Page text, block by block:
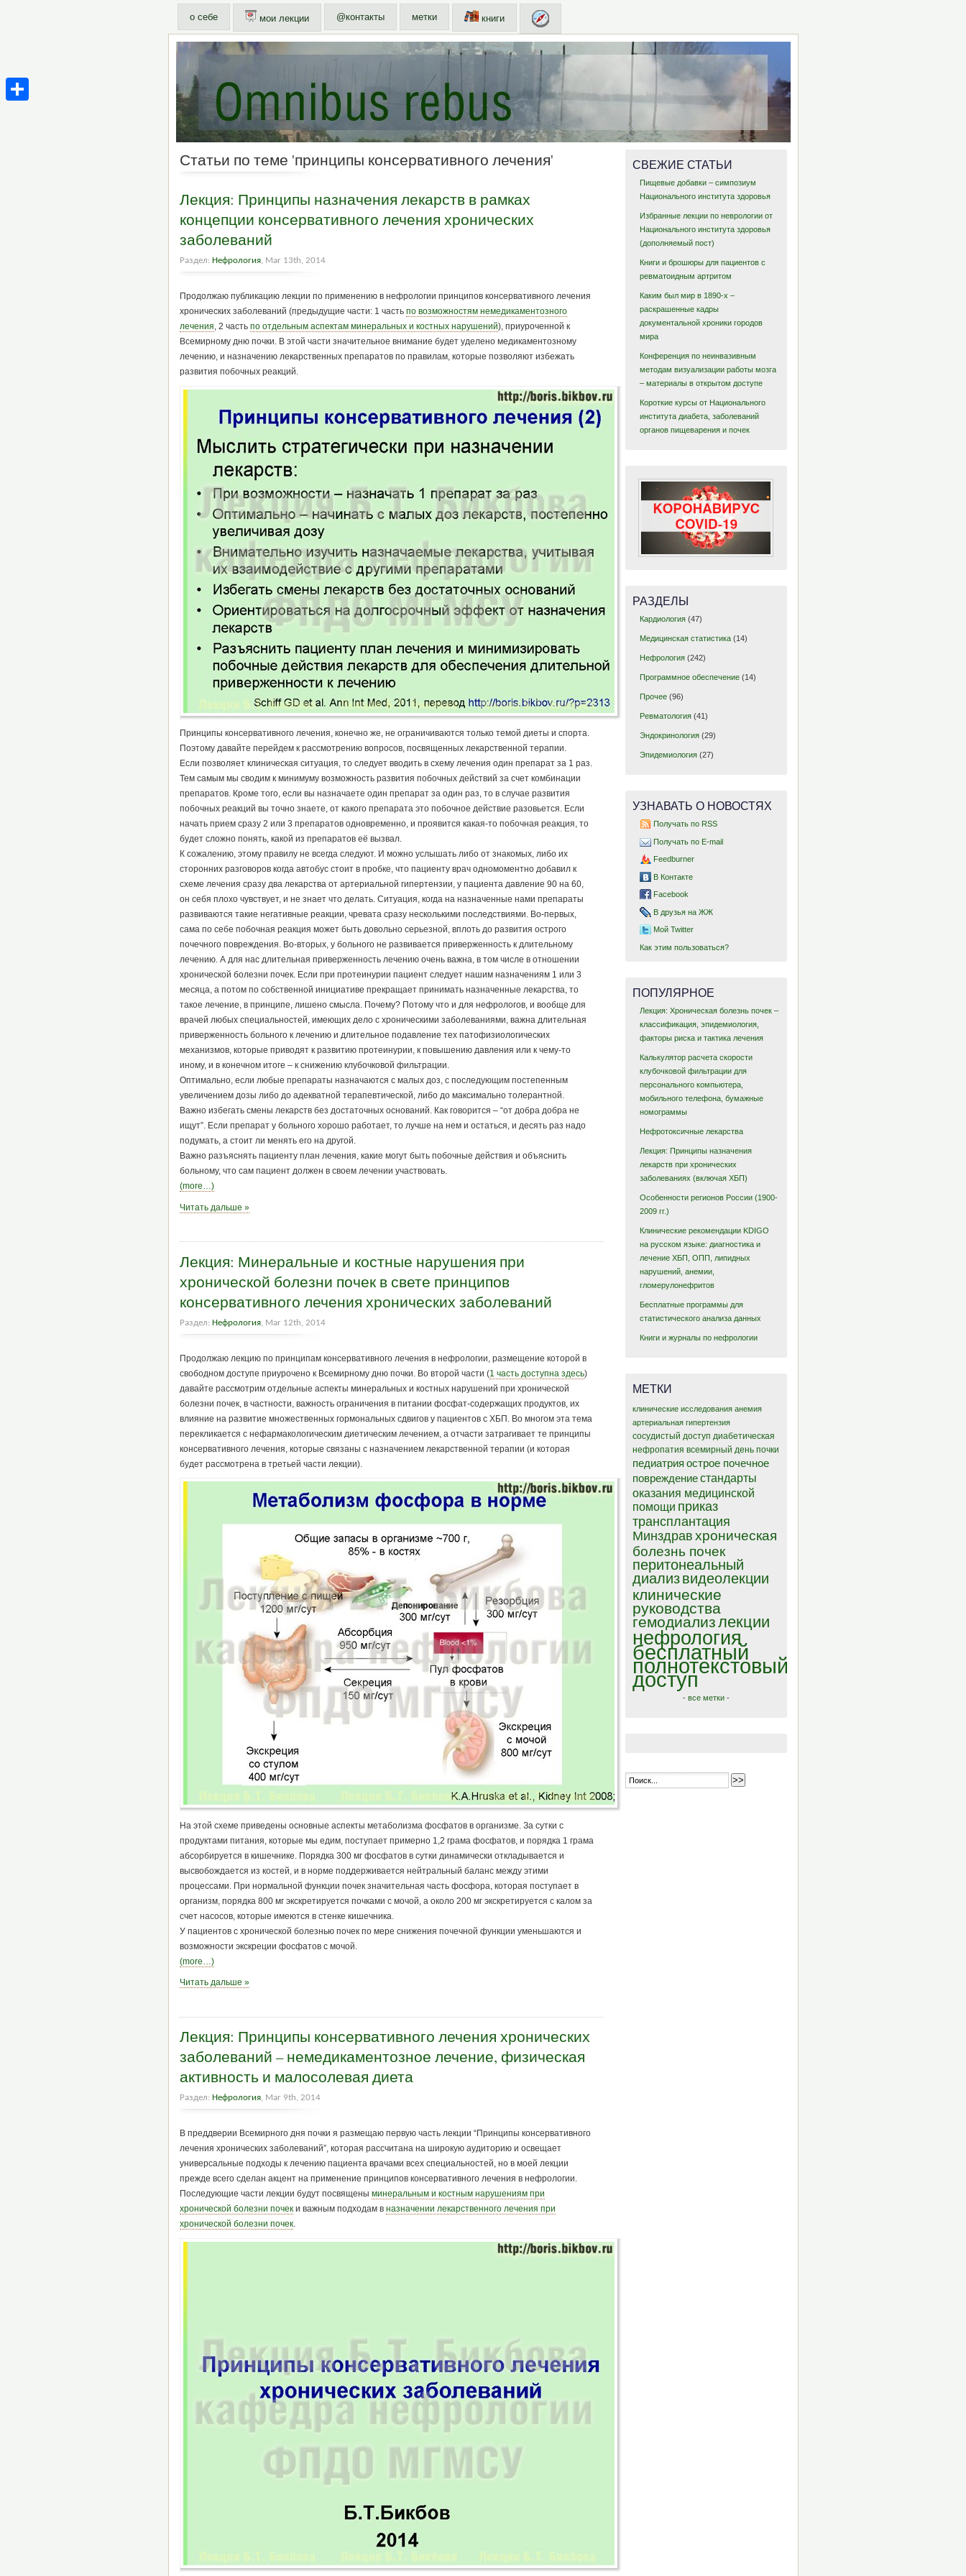
о себе мои лекции @контакты метки книги
Статьи по теме 'принципы консервативного лечения'
Лекция: Принципы назначения лекарств в рамках
концепции консервативного лечения хронических
заболеваний
Раздел: Нефрология, Mar 13th, 2014
Продолжаю публикацию лекции по применению в нефрологии принципов консервативного лечения
хронических заболеваний (предыдущие части: 1 часть по возможностям немедикаментозного
лечения, 2 часть по отдельным аспектам минеральных и костных нарушений), приуроченной к
Всемирному дню почки. В этой части значительное внимание будет уделено медикаментозному
лечению, и назначению лекарственных препаратов по правилам, которые позволяют избежать
развития побочных реакций.
Принципы консервативного лечения, конечно же, не ограничиваются только темой диеты и спорта.
Поэтому давайте перейдем к рассмотрению вопросов, посвященных лекарственной терапии.
Если позволяет клиническая ситуация, то следует вводить в схему лечения один препарат за 1 раз.
Тем самым мы сводим к минимуму возможность развития побочных действий за счет комбинации
препаратов. Кроме того, если вы назначаете один препарат за один раз, то в случае развития
побочных реакций вы точно знаете, от какого препарата это побочное действие разовьется. Если
начать прием сразу 2 или 3 препаратов одновременно, и проявится какая-то побочная реакция, то
будет сложно понять, какой из препаратов её вызвал.
К сожалению, этому правилу не всегда следуют. И можно услышать либо от знакомых, либо их
сторонних разговоров когда автобус стоит в пробке, что пациенту врач одномоментно добавил к
схеме лечения сразу два лекарства от артериальной гипертензии, у пациента давление 90 на 60,
он себя плохо чувствует, и не знает что делать. Ситуация, когда на назначенные нами препараты
развиваются такие негативные реакции, чревата сразу несколькими последствиями. Во-первых,
сама по себе побочная реакция может быть довольно серьезной, вплоть до развития острого
почечного повреждения. Во-вторых, у больного не развивается приверженность к длительному
лечению. А для нас длительная приверженность лечению очень важна, в том числе в отношении
хронической болезни почек. Если при протеинурии пациент следует нашим назначениям 1 или 3
месяца, а потом по собственной инициативе прекращает принимать назначенные лекарства, то
такое лечение, в принципе, лишено смысла. Почему? Потому что и для нефрологов, и вообще для
врачей любых специальностей, имеющих дело с хроническими заболеваниями, важна длительная
приверженность больного к лечению и длительное подавление тех патофизиологических
механизмов, которые приводят к развитию протеинурии, к повышению давления или к чему-то
иному, и в конечном итоге – к снижению клубочковой фильтрации.
Оптимально, если любые препараты назначаются с малых доз, с последующим постепенным
увеличением дозы либо до адекватной терапевтической, либо до максимально толерантной.
Важно избегать смены лекарств без достаточных оснований. Как говорится – “от добра добра не
ищут”. Если препарат у больного хорошо работает, то лучше на нем и остаться, и десять раз надо
подумать, а стоит ли менять его на другой.
Важно разъяснять пациенту план лечения, какие могут быть побочные действия и объяснить
больному, что сам пациент должен в своем лечении участвовать.
(more…)
Читать дальше »
Лекция: Минеральные и костные нарушения при
хронической болезни почек в свете принципов
консервативного лечения хронических заболеваний
Раздел: Нефрология, Mar 12th, 2014
Продолжаю лекцию по принципам консервативного лечения в нефрологии, размещение которой в
свободном доступе приурочено к Всемирному дню почки. Во второй части (1 часть доступна здесь)
давайте рассмотрим отдельные аспекты минеральных и костных нарушений при хронической
болезни почек, в частности, важность ограничения в питании фосфат-содержащих продуктов, их
влияние на развитие множественных гормональных сдвигов у пациентов с ХБП. Во многом эта тема
перекликается с нефармакологическим диетическим лечением, а отчасти затрагивает те принципы
консервативного лечения, которые связаны с назначением лекарственной терапии (и которая
будет рассмотрена в третьей части лекции).
На этой схеме приведены основные аспекты метаболизма фосфатов в организме. За сутки с
продуктами питания, которые мы едим, поступает примерно 1,2 грама фосфатов, и порядка 1 грама
абсорбируется в кишечнике. Порядка 300 мг фосфатов в сутки динамически откладывается и
высвобождается из костей, и в норме поддерживается нейтральный баланс между этими
процессами. При нормальной функции почек значительная часть фосфора, которая поступает в
организм, порядка 800 мг экскретируется почками с мочой, а около 200 мг экскретируется с калом за
счет насосов, которые имеются в стенке кишечника.
У пациентов с хронической болезнью почек по мере снижения почечной функции уменьшаются и
возможности экскреции фосфатов с мочой.
(more…)
Читать дальше »
Лекция: Принципы консервативного лечения хронических
заболеваний – немедикаментозное лечение, физическая
активность и малосолевая диета
Раздел: Нефрология, Mar 9th, 2014
В преддверии Всемирного дня почки я размещаю первую часть лекции “Принципы консервативного
лечения хронических заболеваний”, которая рассчитана на широкую аудиторию и освещает
универсальные подходы к лечению пациента врачами всех специальностей, но в моей лекции
прежде всего сделан акцент на применение принципов консервативного лечения в нефрологии.
Последующие части лекции будут посвящены минеральным и костным нарушениям при
хронической болезни почеки важным подходам в назначении лекарственного лечения при
хронической болезни почек.
СВЕЖИЕ СТАТЬИ
Пищевые добавки – симпозиум
Национального института здоровья
Избранные лекции по неврологии от
Национального института здоровья
(дополняемый пост)
Книги и брошюры для пациентов с
ревматоидным артритом
Каким был мир в 1890-х –
раскрашенные кадры
документальной хроники городов
мира
Конференция по неинвазивным
методам визуализации работы мозга
– материалы в открытом доступе
Короткие курсы от Национального
института диабета, заболеваний
органов пищеварения и почек
РАЗДЕЛЫ
Кардиология (47)
Медицинская статистика (14)
Нефрология (242)
Программное обеспечение (14)
Прочее (96)
Ревматология (41)
Эндокринология (29)
Эпидемиология (27)
УЗНАВАТЬ О НОВОСТЯХ
Получать по RSS
Получать по E-mail
Feedburner
В Контакте
Facebook
В друзья на ЖЖ
Мой Twitter
Как этим пользоваться?
ПОПУЛЯРНОЕ
Лекция: Хроническая болезнь почек –
классификация, эпидемиология,
факторы риска и тактика лечения
Калькулятор расчета скорости
клубочковой фильтрации для
персонального компьютера,
мобильного телефона, бумажные
номограммы
Нефротоксичные лекарства
Лекция: Принципы назначения
лекарств при хронических
заболеваниях (включая ХБП)
Особенности регионов России (1900-
2009 гг.)
Клинические рекомендации KDIGO
на русском языке: диагностика и
лечение ХБП, ОПП, липидных
нарушений, анемии,
гломерулонефритов
Бесплатные программы для
статистического анализа данных
Книги и журналы по нефрологии
МЕТКИ
клинические исследования анемия
артериальная гипертензия
сосудистый доступ диабетическая
нефропатия всемирный день почки
педиатрия острое почечное
повреждение стандарты
оказания медицинской
помощи приказ
трансплантация
Минздрав хроническая
болезнь почек
перитонеальный
диализ видеолекции
клинические
руководства
гемодиализлекции
нефрология
бесплатный
полнотекстовый
доступ
- все метки-
>>